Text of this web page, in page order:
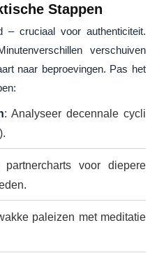
Stappen
– cruciaal voor authenticiteit.
verschuiven
naar beproevingen. Pas het
: Analyseer decennale cycli
voor diepere
paleizen met meditatie